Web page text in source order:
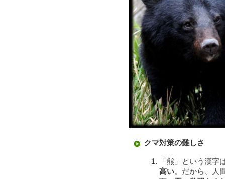
クマ対策の難しさ
「熊」という漢
高い。だから、人